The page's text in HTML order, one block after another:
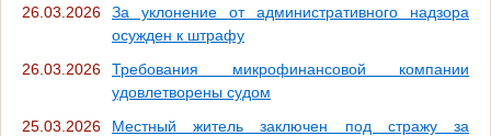
26.03.2026
За уклонение от административного надзора
осужден к штрафу
26.03.2026
Требования микрофинансовой компании
удовлетворены судом
25.03.2026
Местный житель заключен под стражу за